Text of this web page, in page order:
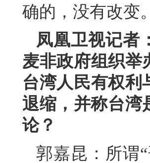
确的，没有改变。
凤凰卫视记者
麦非政府组织举
台湾人民有权利
退缩，并称台湾
论？
郭嘉昆：所谓